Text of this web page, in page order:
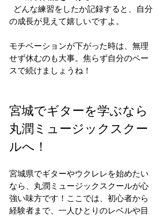
の成長が見えて嬉しいですよ。
モチベーションが下がった時は、無理
せず休むのも大事。焦らず自分のペー
スで続けましょうね！
宮城でギターを学ぶなら
丸潤ミュージックスクー
ルへ！
宮城県でギターやウクレレを始めたい
なら、丸潤ミュージックスクールが心
強い味方です！ここでは、初心者から
経験者まで、一人ひとりのレベルや目